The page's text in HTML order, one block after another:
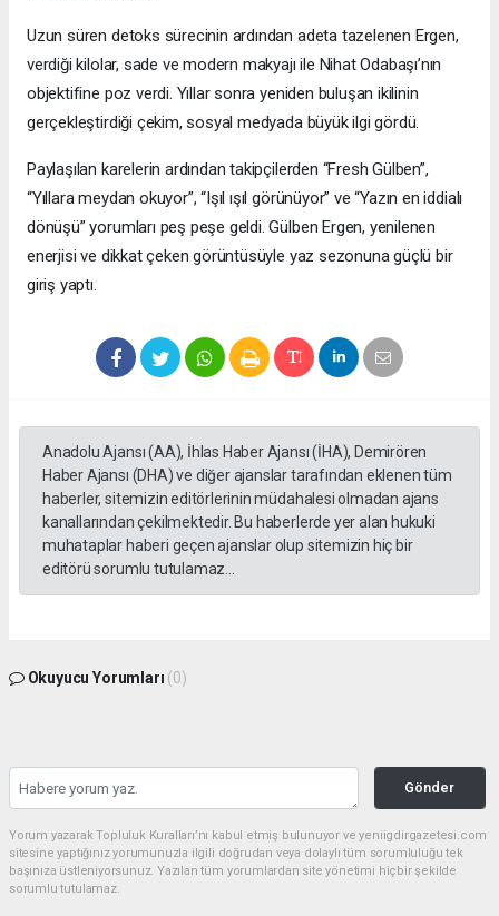
Uzun süren detoks sürecinin ardından adeta tazelenen Ergen,
verdiği kilolar, sade ve modern makyajı ile Nihat Odabaşı’nın
objektifine poz verdi. Yıllar sonra yeniden buluşan ikilinin
gerçekleştirdiği çekim, sosyal medyada büyük ilgi gördü.
Paylaşılan karelerin ardından takipçilerden “Fresh Gülben”,
“Yıllara meydan okuyor”, “Işıl ışıl görünüyor” ve “Yazın en iddialı
dönüşü” yorumları peş peşe geldi. Gülben Ergen, yenilenen
enerjisi ve dikkat çeken görüntüsüyle yaz sezonuna güçlü bir
giriş yaptı.
Anadolu Ajansı (AA), İhlas Haber Ajansı (İHA), Demirören
Haber Ajansı (DHA) ve diğer ajanslar tarafından eklenen tüm
haberler, sitemizin editörlerinin müdahalesi olmadan ajans
kanallarından çekilmektedir. Bu haberlerde yer alan hukuki
muhataplar haberi geçen ajanslar olup sitemizin hiç bir
editörü sorumlu tutulamaz...
Okuyucu Yorumları (0)
Gönder
Yorum yazarak Topluluk Kuralları’nı kabul etmiş bulunuyor ve yeniigdirgazetesi.com
sitesine yaptığınız yorumunuzla ilgili doğrudan veya dolaylı tüm sorumluluğu tek
başınıza üstleniyorsunuz. Yazılan tüm yorumlardan site yönetimi hiçbir şekilde
sorumlu tutulamaz.